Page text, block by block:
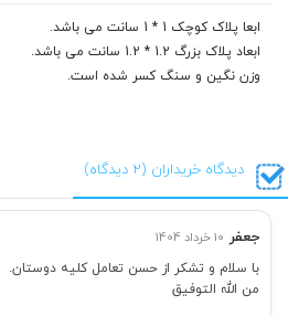
ابعا پلاک کوچک 1 * 1 سانت می باشد.
ابعاد پلاک بزرگ 1.2 * 1.2 سانت می باشد.
وزن نگین و سنگ کسر شده است.
دیدگاه خریداران (2 دیدگاه)
جعفر 10 خرداد 1404
با سلام و تشکر از حسن تعامل کلیه دوستان.
من الله التوفیق